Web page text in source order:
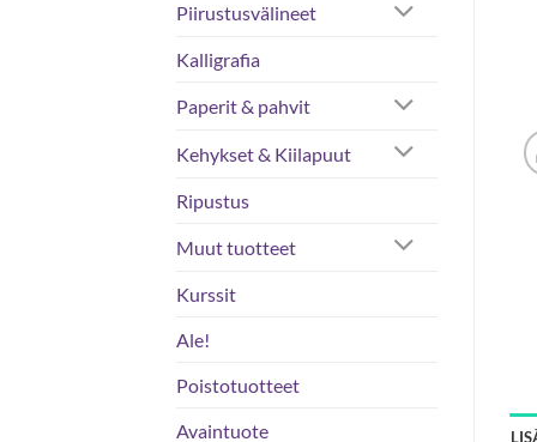
Piirustusvälineet
Kalligrafia
Paperit & pahvit
Kehykset & Kiilapuut
Ripustus
Muut tuotteet
Kurssit
Ale!
Poistotuotteet
Avaintuote